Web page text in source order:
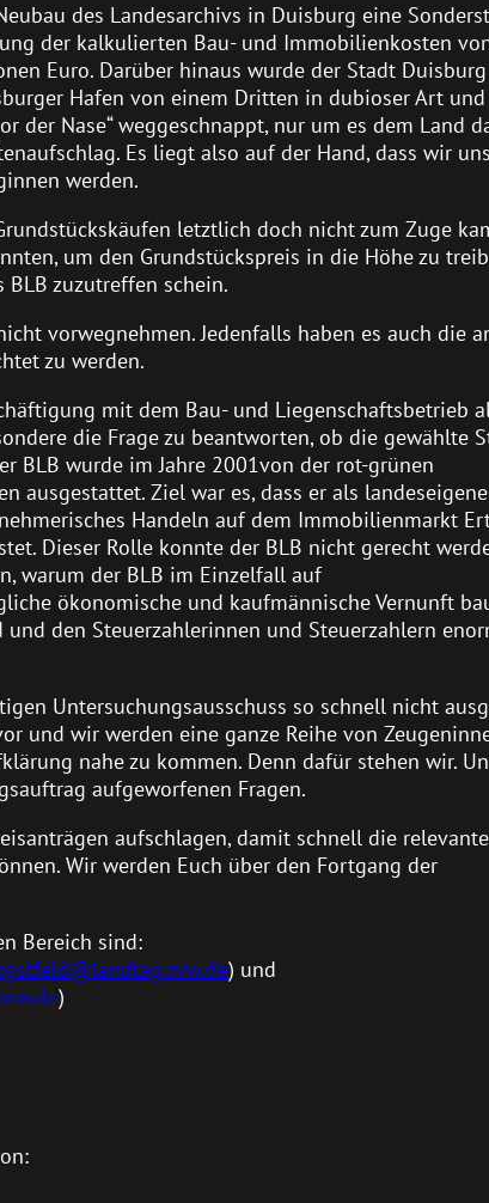
des Landesarchivs in Duisburg eine
der kalkulierten Bau- und Immobilienkosten
Euro. Darüber hinaus wurde der Stadt
Hafen von einem Dritten in dubioser Art und
der Nase“ weggeschnappt, nur um es dem Land
Es liegt also auf der Hand, dass wir
werden.
letztlich doch nicht zum Zuge
um den Grundstückspreis in die Höhe zu
BLB zuzutreffen schein.
vorwegnehmen. Jedenfalls haben es auch die
zu werden.
mit dem Bau- und Liegenschaftsbetrieb
die Frage zu beantworten, ob die gewählte
BLB wurde im Jahre 2001von der rot-grünen
ausgestattet. Ziel war es, dass er als
Handeln auf dem Immobilienmarkt
Dieser Rolle konnte der BLB nicht gerecht
warum der BLB im Einzelfall auf
ökonomische und kaufmännische Vernunft
den Steuerzahlerinnen und Steuerzahlern
Untersuchungsausschuss so schnell nicht
und wir werden eine ganze Reihe von
nahe zu kommen. Denn dafür stehen wir.
aufgeworfenen Fragen.
aufschlagen, damit schnell die
Wir werden Euch über den Fortgang der
Bereich sind:
) und
)